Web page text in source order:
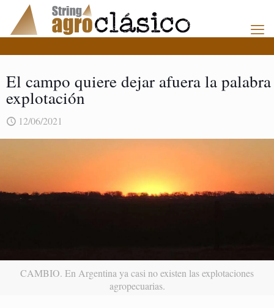
El campo quiere dejar afuera la palabra
explotación
12/06/2021
CAMBIO. En Argentina ya casi no existen las explotaciones
agropecuarias.